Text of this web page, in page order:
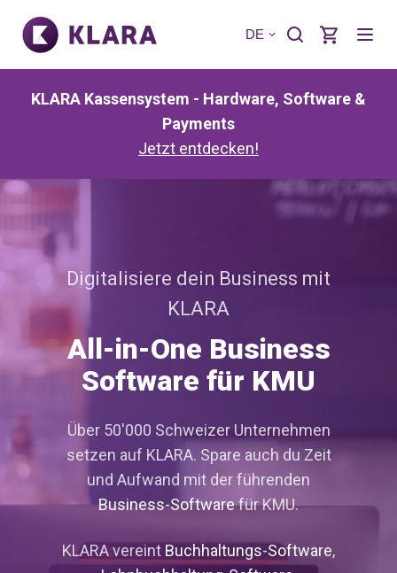
DE
KLARA Kassensystem - Hardware, Software &
Payments
Jetzt entdecken!
Digitalisiere dein Business mit
KLARA
All-in-One Business
Software für KMU
Über 50'000 Schweizer Unternehmen
setzen auf KLARA. Spare auch du Zeit
und Aufwand mit der führenden
Business-Softwarefür KMU.
KLARA vereint Buchhaltungs-Software,